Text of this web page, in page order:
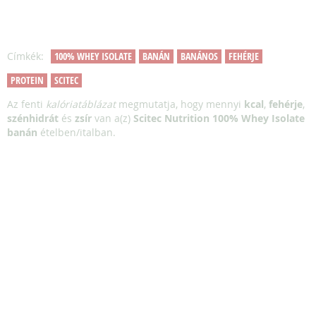
Címkék: 100% WHEY ISOLATE BANÁN BANÁNOS
FEHÉRJE
PROTEIN
SCITEC
Az fenti kalóriatáblázatmegmutatja, hogy mennyi kcal, fehérje,
szénhidrát és zsír van a(z) Scitec Nutrition 100% Whey Isolate
banán ételben/italban.